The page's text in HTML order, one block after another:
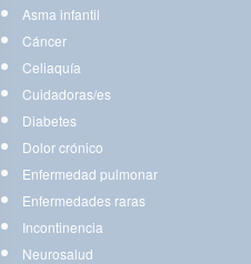
Asma infantil
Cáncer
Celiaquía
Cuidadoras/es
Diabetes
Dolor crónico
Enfermedad pulmonar
Enfermedades raras
Incontinencia
Neurosalud